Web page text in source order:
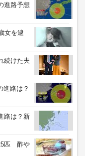
進路予想
女を逮
続けた夫
進路は？
路は？新
匹 酢や